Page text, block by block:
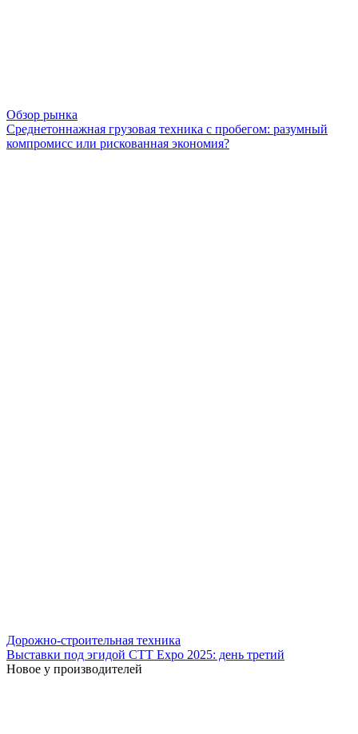
Обзор рынка
Среднетоннажная грузовая техника с пробегом: разумный
компромисс или рискованная экономия?
Дорожно-строительная техника
Выставки под эгидой СТТ Expo 2025: день третий
Новое у производителей